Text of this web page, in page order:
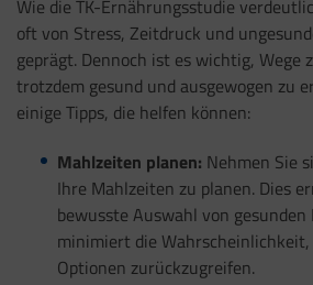
Wie die TK-Ernährungsstudie
oft von Stress, Zeitdruck und
geprägt. Dennoch ist es wichtig, Wege
trotzdem gesund und ausgewogen zu
einige Tipps, die helfen können:
Mahlzeiten planen: Nehmen Sie
Ihre Mahlzeiten zu planen. Dies
bewusste Auswahl von
minimiert die
Optionen zurückzugreifen.